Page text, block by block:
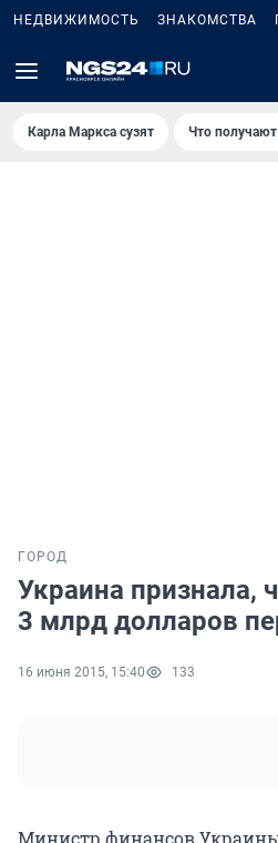
НЕДВИЖИМОСТЬ ЗНАКОМСТВА
Карла Маркса сузят Что
ГОРОД
Украина признала,
3 млрд долларов
16 июня 2015, 15:40 133
Министр финансов